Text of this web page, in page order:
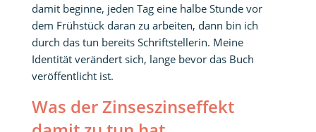
damit beginne, jeden Tag eine halbe Stunde vor
dem Frühstück daran zu arbeiten, dann bin ich
durch das tun bereits Schriftstellerin. Meine
Identität verändert sich, lange bevor das Buch
veröffentlicht ist.
Was der Zinseszinseffekt